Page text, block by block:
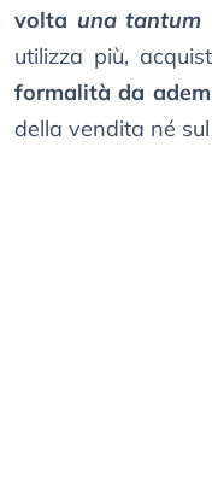
volta una tantum
utilizza più,
formalità da
della vendita né